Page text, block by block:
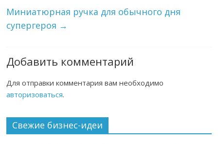
Миниатюрная ручка для обычного дня
супергероя →
Добавить комментарий
Для отправки комментария вам необходимо
авторизоваться.
Свежие бизнес-идеи